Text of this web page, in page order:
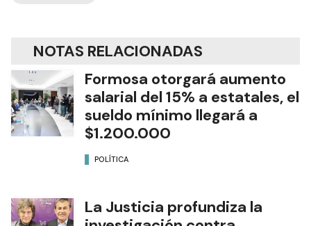
NOTAS RELACIONADAS
Formosa otorgará aumento
salarial del 15% a estatales, el
sueldo mínimo llegará a
$1.200.000
POLÍTICA
La Justicia profundiza la